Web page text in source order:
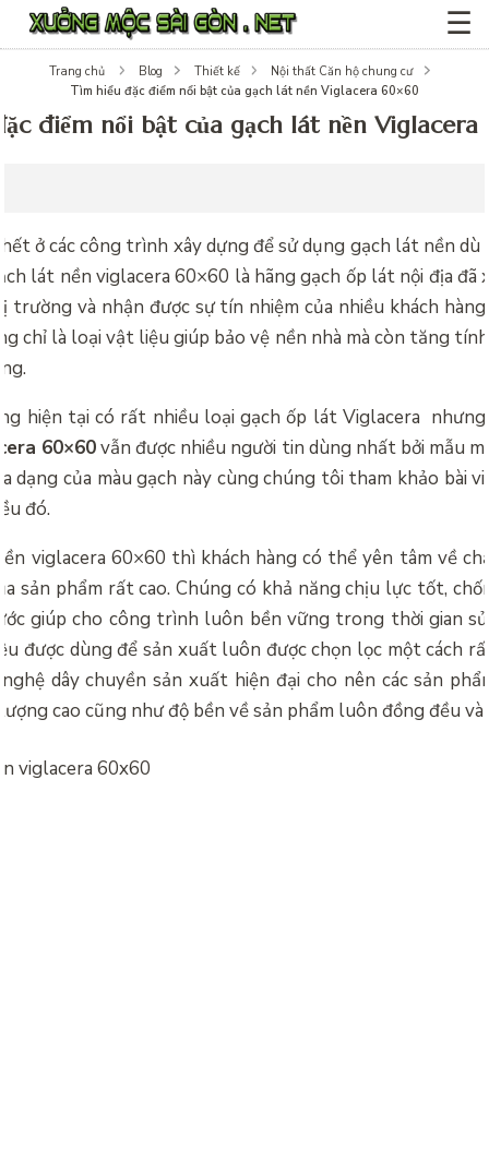
☰
Trang chủ Blog Thiết kế
Nội thất Căn hộ chung cư
Tìm hiểu đặc điểm nổi bật của gạch lát nền Viglacera 60×60
điểm nổi bật của gạch lát nền
ở các công trình xây dựng để sử dụng gạch lát nền dù
lát nền viglacera 60×60 là hãng gạch ốp lát nội địa đã
và nhận được sự tín nhiệm của nhiều khách
chỉ là loại vật liệu giúp bảo vệ nền nhà mà còn tăng
hiện tại có rất nhiều loại gạch ốp lát Viglacera
60×60vẫn được nhiều người tin dùng nhất bởi mẫu
dạng của màu gạch này cùng chúng tôi tham khảo bài
đó.
viglacera 60×60 thì khách hàng có thể yên tâm về
sản phẩm rất cao. Chúng có khả năng chịu lực tốt,
giúp cho công trình luôn bền vững trong thời gian
được dùng để sản xuất luôn được chọn lọc một cách
dây chuyền sản xuất hiện đại cho nên các sản
cao cũng như độ bền về sản phẩm luôn đồng đều và